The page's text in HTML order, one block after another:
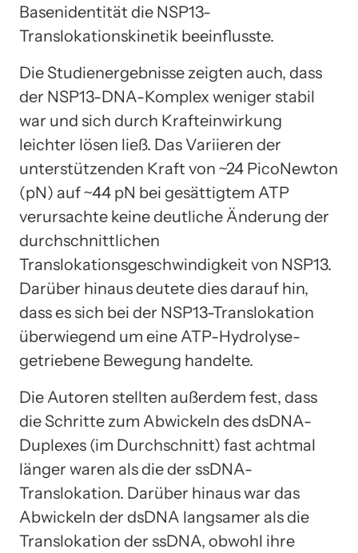
Basenidentität die NSP13-
Translokationskinetik beeinflusste.
Die Studienergebnisse zeigten auch, dass
der NSP13-DNA-Komplex weniger stabil
war und sich durch Krafteinwirkung
leichter lösen ließ. Das Variieren der
unterstützenden Kraft von ~24 PicoNewton
(pN) auf ~44 pN bei gesättigtem ATP
verursachte keine deutliche Änderung der
durchschnittlichen
Translokationsgeschwindigkeit von NSP13.
Darüber hinaus deutete dies darauf hin,
dass es sich bei der NSP13-Translokation
überwiegend um eine ATP-Hydrolyse-
getriebene Bewegung handelte.
Die Autoren stellten außerdem fest, dass
die Schritte zum Abwickeln des dsDNA-
Duplexes (im Durchschnitt) fast achtmal
länger waren als die der ssDNA-
Translokation. Darüber hinaus war das
Abwickeln der dsDNA langsamer als die
Translokation der ssDNA, obwohl ihre